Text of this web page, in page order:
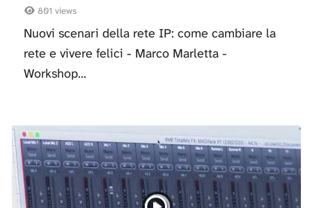
801 views
Nuovi scenari della rete IP: come cambiare la
rete e vivere felici - Marco Marletta -
Workshop...